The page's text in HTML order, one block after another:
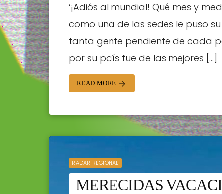
‘¡Adiós al mundial! Qué mes y
como una de las sedes le puso
tanta gente pendiente de cada
por su país fue de las mejores […]
READ MORE arrow_forward
RADAR REGIONAL
MERECIDAS